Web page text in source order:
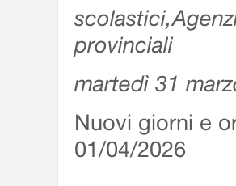
provinciali
martedì 31
Nuovi giorni e
01/04/2026